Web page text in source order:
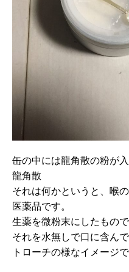
缶の中には龍角散の粉が入
龍角散
それは何かというと、喉の
医薬品です。
生薬を微粉末にしたもので
それを水無しで口に含ん
トローチの様なイメージ